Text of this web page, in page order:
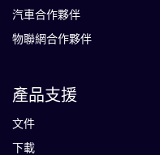
汽車合作夥伴
物聯網合作夥伴
產品支援
文件
下載